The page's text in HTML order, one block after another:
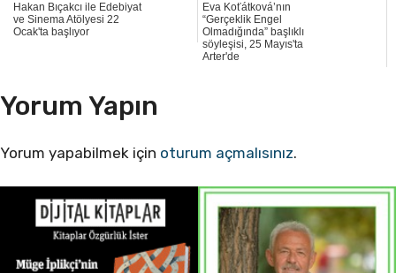
Hakan Bıçakcı ile Edebiyat
ve Sinema Atölyesi 22
Ocak'ta başlıyor
Eva Koťátková’nın
“Gerçeklik Engel
Olmadığında” başlıklı
söyleşisi, 25 Mayıs'ta
Arter'de
Yorum Yapın
Yorum yapabilmek için oturum açmalısınız.